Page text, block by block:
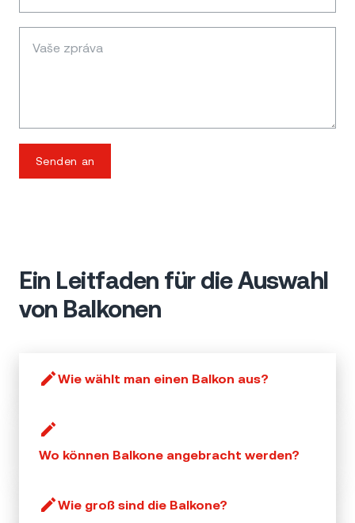
Senden an
Ein Leitfaden für die Auswahl
von Balkonen
Wie wählt man einen Balkon aus?
Wo können Balkone angebracht werden?
Wie groß sind die Balkone?